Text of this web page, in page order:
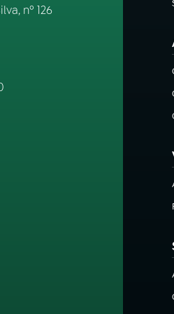
nº 126